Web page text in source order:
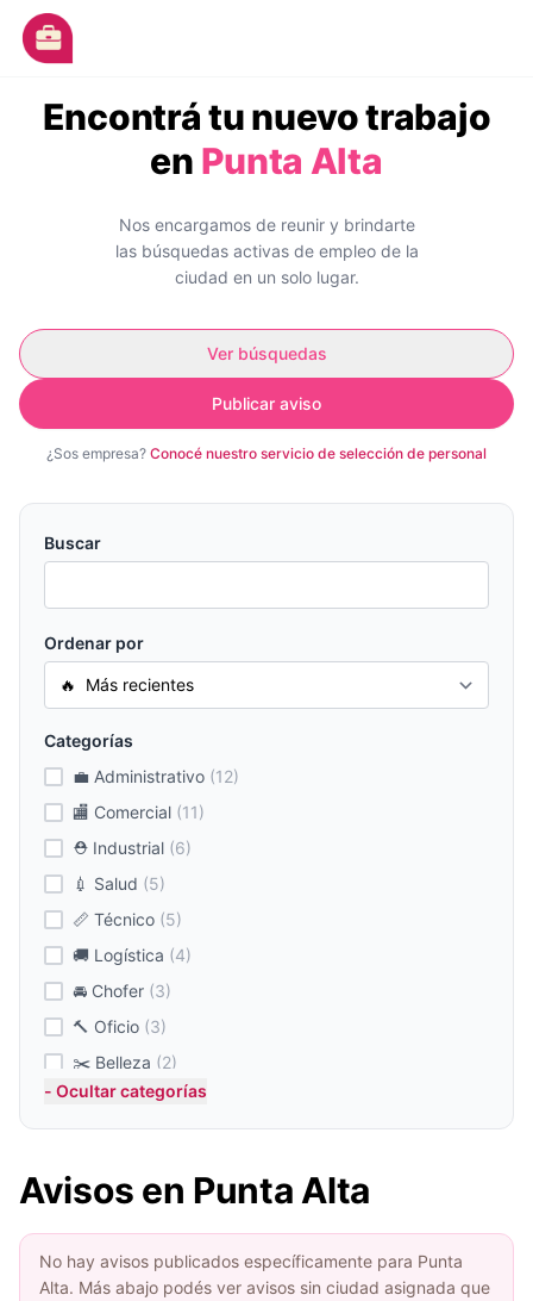
Ir al contenido principal
Avisos
Encontrá tu nuevo trabajo
en Punta Alta
Nos encargamos de reunir y brindarte
las búsquedas activas de empleode la
ciudad en un solo lugar.
Ver búsquedas
Publicar aviso
¿Sos empresa? Conocé nuestro servicio de selección de personal
Buscar
Ordenar por
Categorías
💼 Administrativo (12)
🏬 Comercial (11)
⛑ Industrial (6)
💉 Salud (5)
📏 Técnico (5)
🚚 Logística (4)
🚘 Chofer (3)
🔨 Oficio (3)
✂️ Belleza (2)
🖥 Informática(2)
🔧 Mecánica(2)
🌻 Agronomía(1)
🎤 Comunicación(1)
🛠 Construcción
- Ocultar categorías
Avisos en Punta Alta
No hay avisos publicados específicamente para Punta
Alta. Más abajo podés ver avisos sin ciudad asignada que